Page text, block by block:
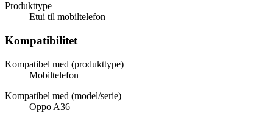
Produkttype
Etui til mobiltelefon
Kompatibilitet
Kompatibel med (produkttype)
Mobiltelefon
Kompatibel med (model/serie)
Oppo A36